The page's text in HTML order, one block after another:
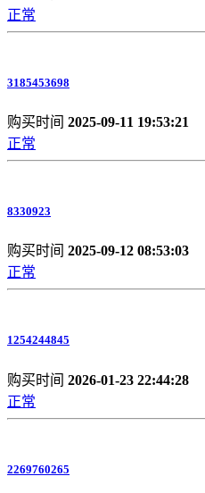
正常
3185453698
购买时间 2025-09-11 19:53:21
正常
8330923
购买时间 2025-09-12 08:53:03
正常
1254244845
购买时间 2026-01-23 22:44:28
正常
2269760265